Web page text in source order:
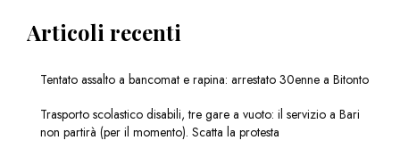
Articoli recenti
Tentato assalto a bancomat e rapina: arrestato 30enne a Bitonto
Trasporto scolastico disabili, tre gare a vuoto: il servizio a Bari
non partirà (per il momento). Scatta la protesta